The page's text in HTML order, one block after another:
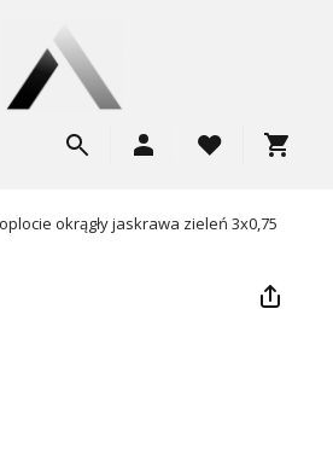
okrągły jaskrawa zieleń 3x0,75